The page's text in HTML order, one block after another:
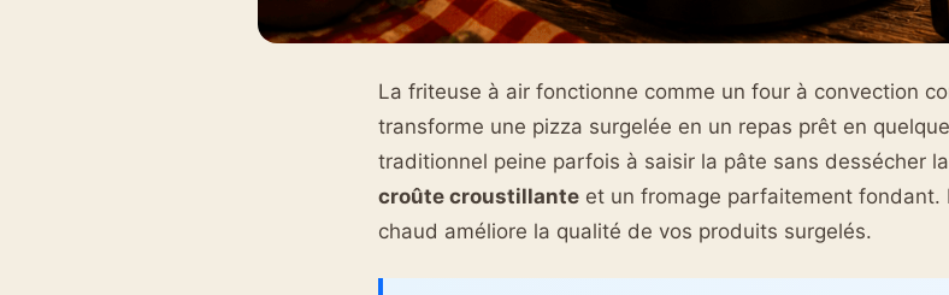
La friteuse à air fonctionne comme un four à convection
transforme une pizza surgelée en un repas prêt en
traditionnel peine parfois à saisir la pâte sans dessécher
croûte croustillante et un fromage parfaitement fondant.
chaud améliore la qualité de vos produits surgelés.